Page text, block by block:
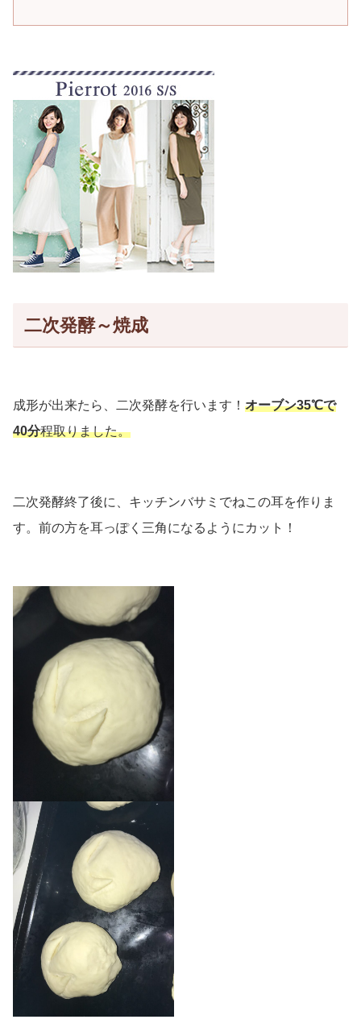
二次発酵～焼成
成形が出来たら、二次発酵を行います！ オーブン35℃で
40分程取りました。
二次発酵終了後に、キッチンバサミでねこの耳を作りま
す。前の方を耳っぽく三角になるようにカット！